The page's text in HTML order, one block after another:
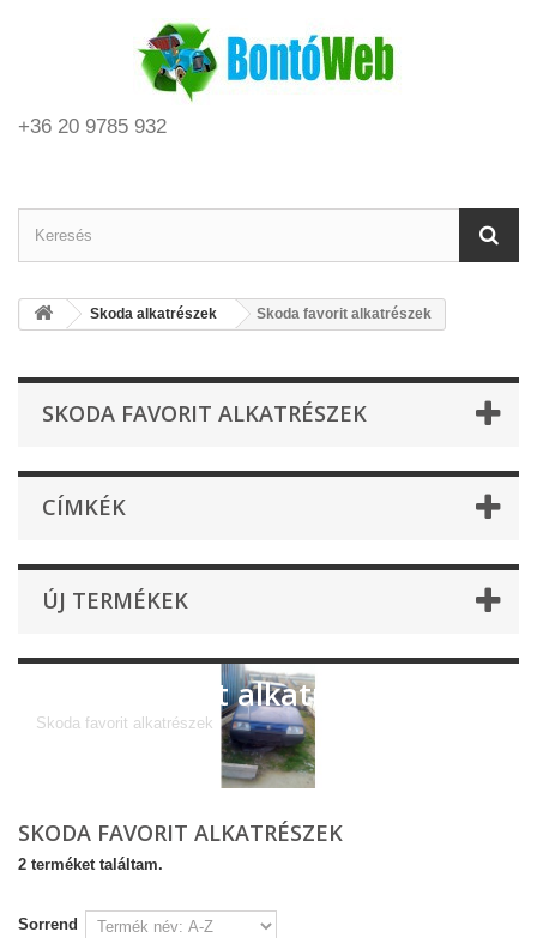
+36 20 9785 932
Skoda alkatrészek Skoda favorit alkatrészek
SKODA FAVORIT ALKATRÉSZEK
CÍMKÉK
ÚJ TERMÉKEK
Skoda favorit alkatrészek
Skoda favorit alkatrészek
SKODA FAVORIT ALKATRÉSZEK
2 terméket találtam.
Sorrend